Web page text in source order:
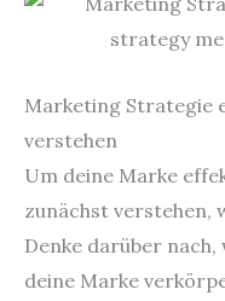
Marketing Strategie
verstehen
Um deine Marke
zunächst verstehen,
Denke darüber
deine Marke